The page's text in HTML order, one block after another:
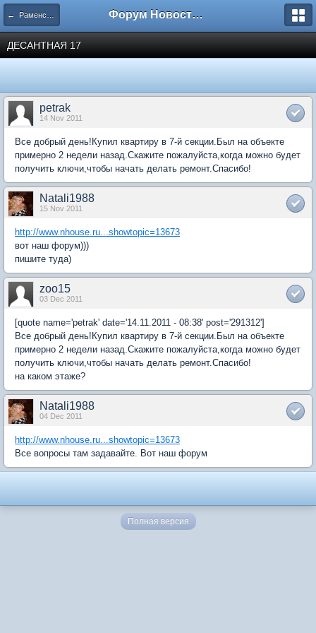
← Раменское Форум Новостройки
ДЕСАНТНАЯ 17
petrak
14 Nov 2011
Все добрый день!Купил квартиру в 7-й секции.Был на объекте
примерно 2 недели назад.Скажите пожалуйста,когда можно будет
получить ключи,чтобы начать делать ремонт.Спасибо!
Natali1988
15 Nov 2011
http://www.nhouse.ru...showtopic=13673
вот наш форум)))
пишите туда)
zoo15
03 Dec 2011
[quote name='petrak' date='14.11.2011 - 08:38' post='291312']
Все добрый день!Купил квартиру в 7-й секции.Был на объекте
примерно 2 недели назад.Скажите пожалуйста,когда можно будет
получить ключи,чтобы начать делать ремонт.Спасибо!
на каком этаже?
Natali1988
04 Dec 2011
http://www.nhouse.ru...showtopic=13673
Все вопросы там задавайте. Вот наш форум
Полная версия